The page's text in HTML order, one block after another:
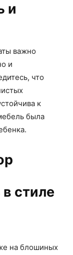
и
важно
и
что
к
была
стиле
на блошиных